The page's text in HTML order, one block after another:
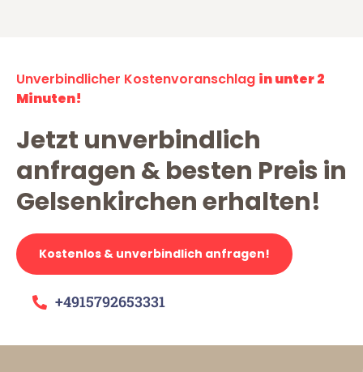
Unverbindlicher Kostenvoranschlag in unter 2
Minuten!
Jetzt unverbindlich
anfragen & besten Preis in
Gelsenkirchen erhalten!
Kostenlos & unverbindlich anfragen!
+4915792653331